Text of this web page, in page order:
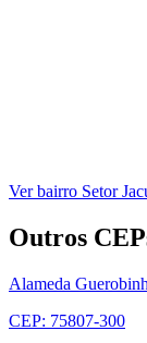
Ver bairro Setor
Outros
Alameda
CEP: 75807-300